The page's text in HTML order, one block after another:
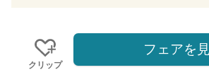
クリップ
フェアを